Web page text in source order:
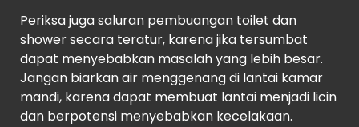
Periksa juga saluran pembuangan toilet dan
shower secara teratur, karena jika tersumbat
dapat menyebabkan masalah yang lebih besar.
Jangan biarkan air menggenang di lantai kamar
mandi, karena dapat membuat lantai menjadi licin
dan berpotensi menyebabkan kecelakaan.